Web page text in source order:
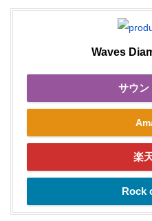
Waves
サウン
楽
Rock